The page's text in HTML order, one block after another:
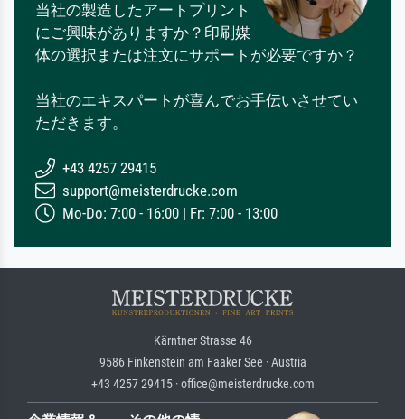
当社の製造したアートプリント
にご興味がありますか？印刷媒
体の選択または注文にサポートが必要ですか？
当社のエキスパートが喜んでお手伝いさせてい
ただきます。
+43 4257 29415
support@meisterdrucke.com
Mo-Do: 7:00 - 16:00 | Fr: 7:00 - 13:00
Kärntner Strasse 46
9586 Finkenstein am Faaker See · Austria
+43 4257 29415 · office@meisterdrucke.com